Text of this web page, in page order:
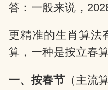
网
答：一般来说，
更精准的生肖算法
算，一种是按立春
一、按春节（主流算